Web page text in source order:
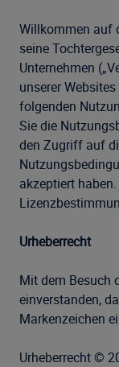
Willkommen auf
seine
Unternehmen
unserer
folgenden
Sie die
den Zugriff auf
akzeptiert
Urheberrecht
Mit dem Besuch
einverstanden,
Markenzeichen
Urheberrecht ©